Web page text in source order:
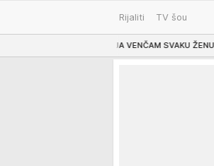
ODRŽIVA
Rijaliti TV šou
VENČAM SVAKU ŽENU KOJA HOĆE DA SE UDA